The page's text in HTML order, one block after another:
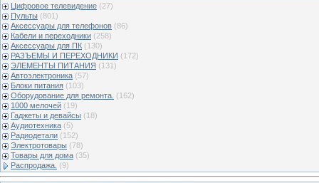
Цифровое телевидение (27)
Пульты (801)
Аксессуары для телефонов (86)
Кабели и переходники (258)
Аксессуары для ПК (130)
РАЗЪЕМЫ И ПЕРЕХОДНИКИ (172)
ЭЛЕМЕНТЫ ПИТАНИЯ (131)
Автоэлектроника (57)
Блоки питания (103)
Оборудование для ремонта. (162)
1000 мелочей (19)
Гаджеты и девайсы (18)
Аудиотехника (5)
Радиодетали (152)
Электротовары (78)
Товары для дома (35)
Распродажа. (9)